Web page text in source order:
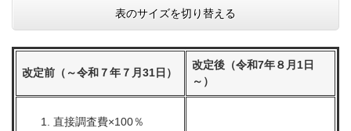
表のサイズを切り替える
改定前（～令和７年７月31日）
改定後（令和7年８月1日
～）
直接調査費×100％